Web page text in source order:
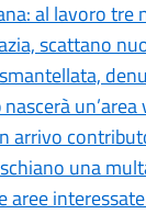
al lavoro tre
scattano
arrivo
una